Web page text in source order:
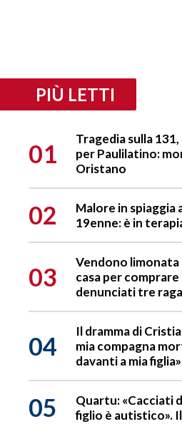
PIÙ LETTI
01
Tragedia sulla
per Paulilatino:
Oristano
02
Malore in spiaggia
19enne: è in
03
Vendono
casa per
denunciati tre
04
Il dramma di
mia compagna
davanti a mia figlia»
05
Quartu: «Cacciati
figlio è autistico».